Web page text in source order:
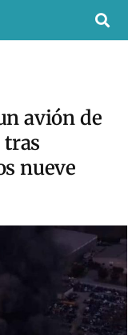
avión de
tras
nueve